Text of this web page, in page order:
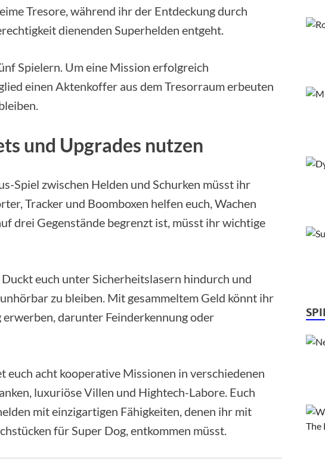
Tresore, während ihr der Entdeckung durch
dienenden Superhelden entgeht.
Spielern. Um eine Mission erfolgreich
einen Aktenkoffer aus dem Tresorraum erbeuten
und Upgrades nutzen
Spiel zwischen Helden und Schurken müsst ihr
Tracker und Boomboxen helfen euch, Wachen
drei Gegenstände begrenzt ist, müsst ihr wichtige
euch unter Sicherheitslasern hindurch und
zu bleiben. Mit gesammeltem Geld könnt ihr
darunter Feinderkennung oder
euch acht kooperative Missionen in verschiedenen
luxuriöse Villen und Hightech-Labore. Euch
mit einzigartigen Fähigkeiten, denen ihr mit
für Super Dog, entkommen müsst.